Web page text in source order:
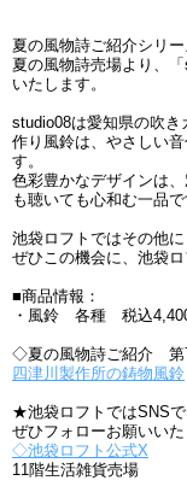
夏の風物詩ご紹介シリ
夏の風物詩売場より、
いたします。
studio08は愛知県の吹
作り風鈴は、やさしい
す。
色彩豊かなデザインは
も聴いても心和む一品で
池袋ロフトではその他
ぜひこの機会に、池袋
■商品情報：
・風鈴 各種 税込
◇夏の風物詩ご紹介 第
四津川製作所の鋳物風鈴
★池袋ロフトではSNSで
ぜひフォローお願いいた
◇池袋ロフト公式X
11階生活雑貨売場